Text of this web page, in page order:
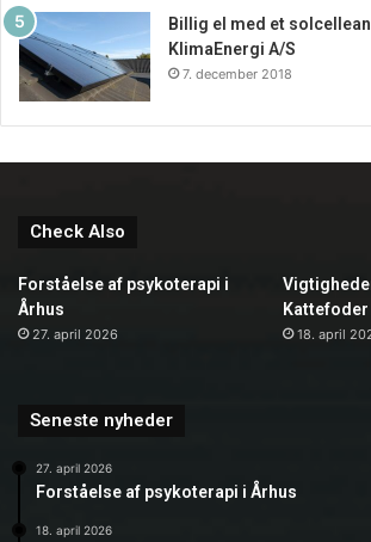
Billig el med et
KlimaEnergi A/S
7. december 2018
Check Also
Forståelse af psykoterapi i
Århus
27. april 2026
Kattefoder
18. april
Seneste nyheder
27. april 2026
Forståelse af psykoterapi i Århus
18. april 2026